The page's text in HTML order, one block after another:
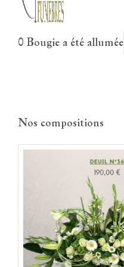
0 Bougie a été allumée
Nos compositions